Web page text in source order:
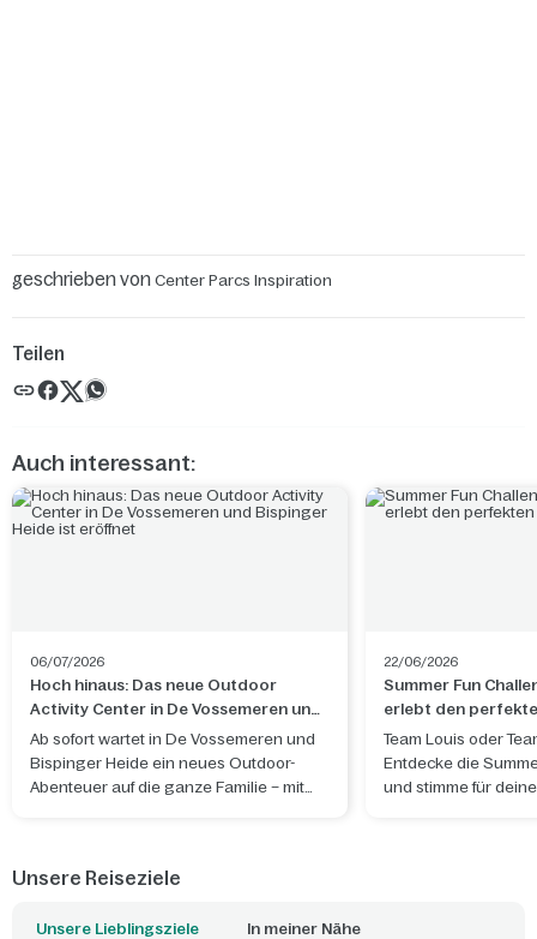
geschrieben von Center Parcs Inspiration
Teilen
Auch interessant:
06/07/2026
Hoch hinaus: Das neue Outdoor
Activity Center in De Vossemeren und
Bispinger Heide ist eröffnet
Ab sofort wartet in De Vossemeren und
Bispinger Heide ein neues Outdoor-
Abenteuer auf die ganze Familie – mit
22/06/2026
Summer Fun
erlebt den
Team Louis oder
Entdecke die
und stimme für
Unsere Reiseziele
Unsere Lieblingsziele In meiner Nähe